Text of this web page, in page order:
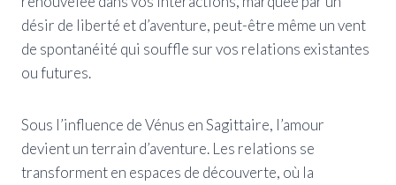
désir de liberté et d’aventure, peut-être même un vent
de spontanéité qui souffle sur vos relations existantes
ou futures.
Sous l’influence de Vénus en Sagittaire, l’amour
devient un terrain d’aventure. Les relations se
transforment en espaces de découverte, où la